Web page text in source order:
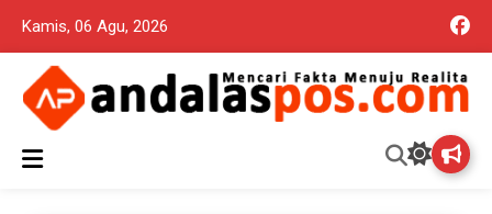
Kamis, 06 Agu, 2026
Andalas Pos Situs Berita
Mencari Fakta Menuju Realita memuat ragam berita aktual dan
terpercaya seputar politik nasional, daerah dan ragam berita